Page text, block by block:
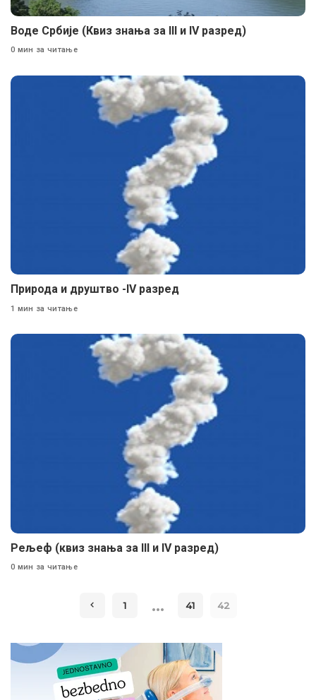
Воде Србије (Квиз знања за III и IV разред)
0 мин за читање
Природа и друштво -lV разред
1 мин за читање
Рељеф (квиз знања за III и IV разред)
0 мин за читање
1 … 41 42